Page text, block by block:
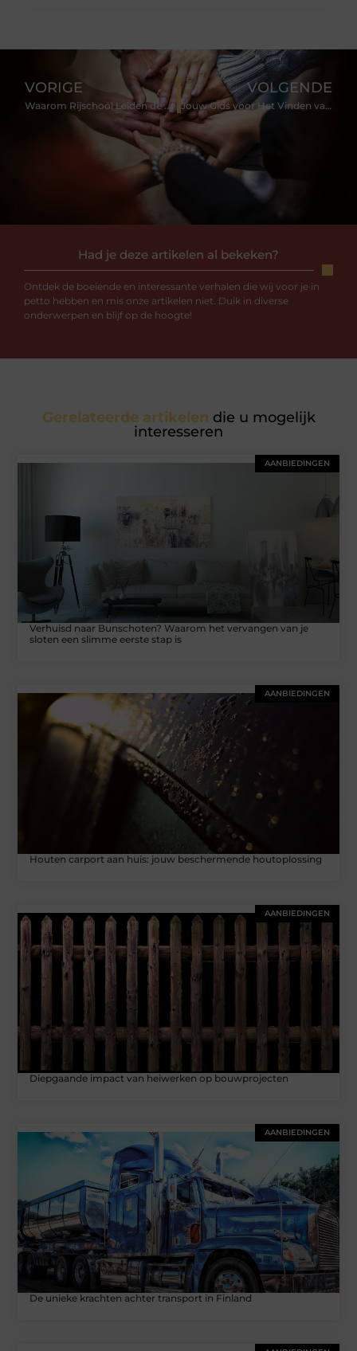
Had je deze artikelen al bekeken?
Ontdek de boeiende en interessante verhalen die wij voor je in
petto hebben en mis onze artikelen niet. Duik in diverse
onderwerpen en blijf op de hoogte!
VORIGE
Waarom Rijschool Leiden de Beste Keuze is voor Nieuwe Bestuurders
VOLGENDE
Jouw Gids voor Het Vinden van de Beste Notaris in Leiden
Gerelateerde artikelen die u mogelijk
interesseren
AANBIEDINGEN
Verhuisd naar Bunschoten? Waarom het vervangen van je
sloten een slimme eerste stap is
AANBIEDINGEN
Houten carport aan huis: jouw beschermende houtoplossing
AANBIEDINGEN
Diepgaande impact van heiwerken op bouwprojecten
AANBIEDINGEN
De unieke krachten achter transport in Finland